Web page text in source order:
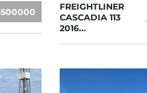
FREIGHTLINER
CASCADIA 113
2016...